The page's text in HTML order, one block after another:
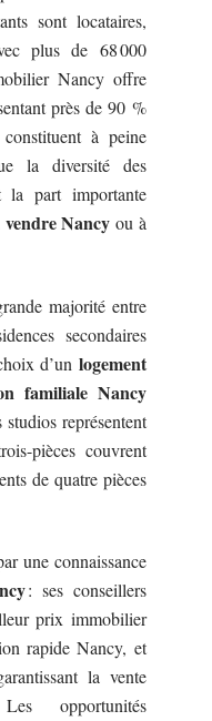
sont locataires,
plus de 68 000
Nancy offre
près de 90 %
à peine
la diversité des
la part importante
Nancy ou à
majorité entre
secondaires
d’un logement
familiale Nancy
représentent
pièces couvrent
de quatre pièces
une connaissance
: ses conseillers
prix immobilier
rapide Nancy, et
la vente
opportunités